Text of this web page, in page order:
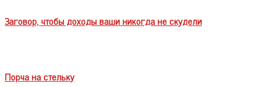
Заговор, чтобы доходы ваши никогда не скудели
Порча на стельку